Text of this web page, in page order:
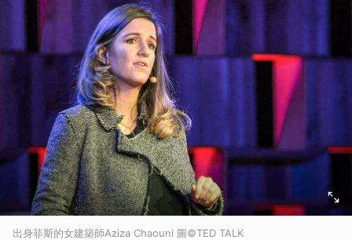
出身菲斯的女建築師Aziza Chaouni 圖©TED TALK